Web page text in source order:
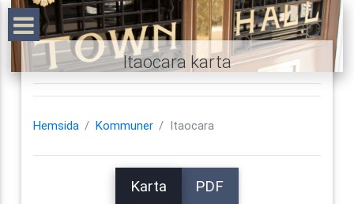
Itaocara karta
Hemsida Kommuner Itaocara
Karta PDF